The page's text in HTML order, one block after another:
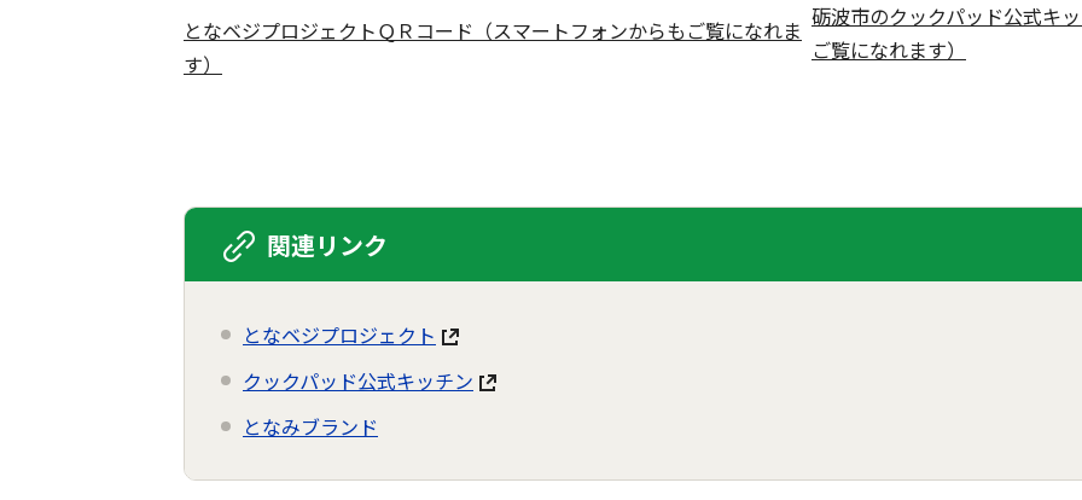
となベジプロジェクトＱＲコード（スマートフォンからもご覧になれま
す）
砺波市のクックパッド公式キ
ご覧になれます）
関連リンク
となベジプロジェクト
クックパッド公式キッチン
となみブランド